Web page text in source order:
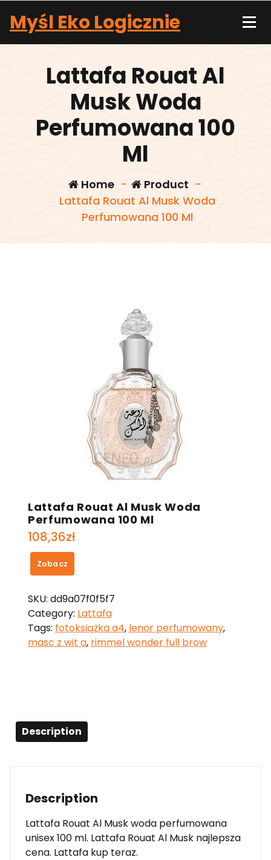
content
Myśl Eko Logicznie
Lattafa Rouat Al
Musk Woda
Perfumowana 100
Ml
Home- Product -
Lattafa Rouat Al Musk Woda
Perfumowana 100 Ml
Lattafa Rouat Al Musk Woda
Perfumowana 100 Ml
108,36zł
Zobacz
SKU: dd9a07f0f5f7
Category: Lattafa
Tags: fotoksiążka a4, lenor perfumowany,
masc z wit a, rimmel wonder full brow
Description
Description
Lattafa Rouat Al Musk woda perfumowana
unisex 100 ml. Lattafa Rouat Al Musk najlepsza
cena. Lattafa kup teraz.